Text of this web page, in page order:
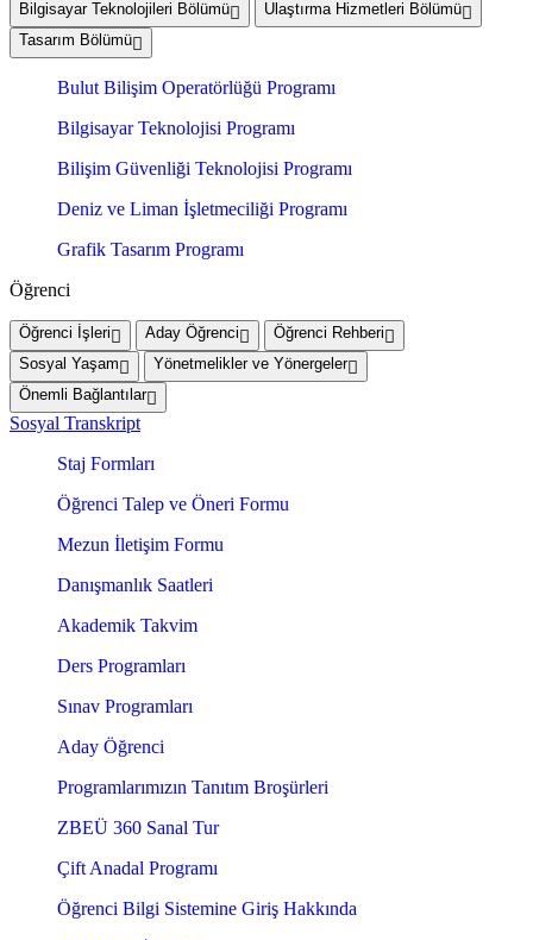
Bilgisayar Teknolojileri Bölümü
Ulaştırma Hizmetleri Bölümü
Tasarım Bölümü
Bulut Bilişim Operatörlüğü Programı
Bilgisayar Teknolojisi Programı
Bilişim Güvenliği Teknolojisi Programı
Deniz ve Liman İşletmeciliği Programı
Grafik Tasarım Programı
Öğrenci
Öğrenci İşleri Aday Öğrenci
Öğrenci Rehberi
Sosyal Yaşam
Yönetmelikler ve Yönergeler
Önemli Bağlantılar
Sosyal Transkript
Staj Formları
Öğrenci Talep ve Öneri Formu
Mezun İletişim Formu
Danışmanlık Saatleri
Akademik Takvim
Ders Programları
Sınav Programları
Aday Öğrenci
Programlarımızın Tanıtım Broşürleri
ZBEÜ 360 Sanal Tur
Çift Anadal Programı
Öğrenci Bilgi Sistemine Giriş Hakkında